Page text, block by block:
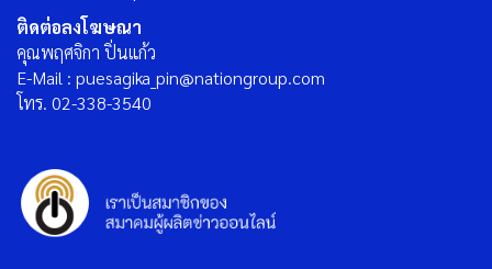
ติดต่อลงโฆษณา
คุณพฤศจิกา ปิ่นแก้ว
E-Mail : puesagika_pin@nationgroup.com
โทร. 02-338-3540